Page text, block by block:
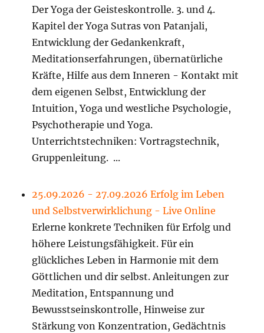
Der Yoga der Geisteskontrolle. 3. und 4.
Kapitel der Yoga Sutras von Patanjali,
Entwicklung der Gedankenkraft,
Meditationserfahrungen, übernatürliche
Kräfte, Hilfe aus dem Inneren - Kontakt mit
dem eigenen Selbst, Entwicklung der
Intuition, Yoga und westliche Psychologie,
Psychotherapie und Yoga.
Unterrichtstechniken: Vortragstechnik,
Gruppenleitung. ...
25.09.2026 - 27.09.2026 Erfolg im Leben
und Selbstverwirklichung - Live Online
Erlerne konkrete Techniken für Erfolg und
höhere Leistungsfähigkeit. Für ein
glückliches Leben in Harmonie mit dem
Göttlichen und dir selbst. Anleitungen zur
Meditation, Entspannung und
Bewusstseinskontrolle, Hinweise zur
Stärkung von Konzentration, Gedächtnis